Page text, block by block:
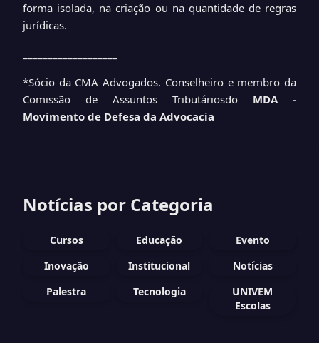
forma isolada, na criação ou na quantidade de regras
jurídicas.
*Sócio da CMA Advogados. Conselheiro e membro da
Comissão de Assuntos Tributáriosdo MDA -
Movimento de Defesa da Advocacia
Notícias por Categoria
Cursos Educação
Evento
Inovação
Institucional
Notícias
Palestra
Tecnologia
UNIVEM
Escolas